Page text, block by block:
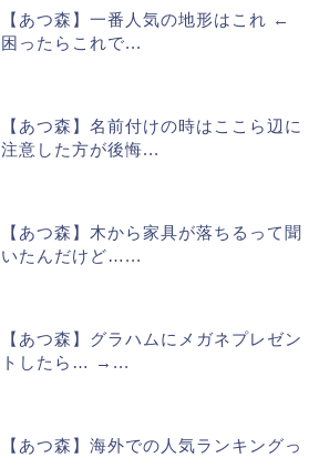
【あつ森】一番人気の地形はこれ ←
困ったらこれで...
【あつ森】名前付けの時はここら辺に
注意した方が後悔...
【あつ森】木から家具が落ちるって聞
いたんだけど…...
【あつ森】グラハムにメガネプレゼン
トしたら… →...
【あつ森】海外での人気ランキングっ